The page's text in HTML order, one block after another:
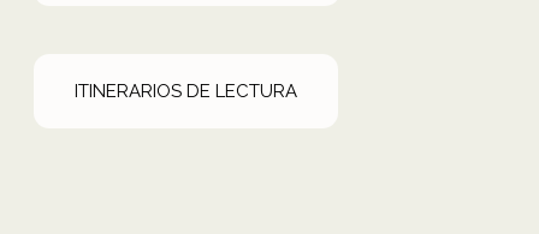
ITINERARIOS DE LECTURA